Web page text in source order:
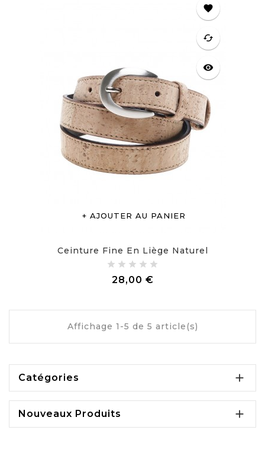
AJOUTER AU PANIER
favorite
cached
visibility
Ceinture Fine En Liège Naturel
28,00 €Prix
Affichage 1-5 de 5 article(s)
Catégories 
Nouveaux Produits 